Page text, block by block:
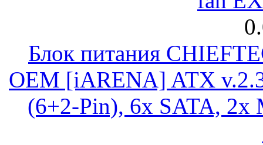
Блок питания
OEM [iARENA] ATX
(6+2-Pin), 6x SATA, 2x